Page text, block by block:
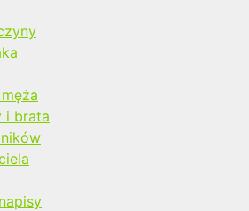
i brata